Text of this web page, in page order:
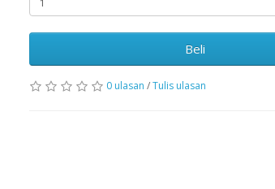
Beli
0 ulasan /Tulis ulasan